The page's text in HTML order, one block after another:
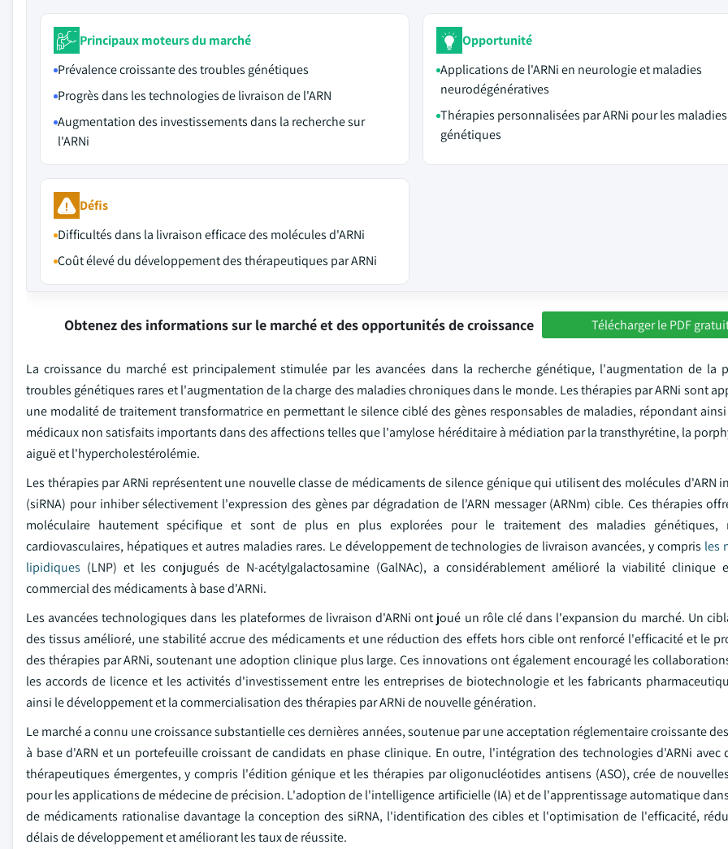
Principaux moteurs du marché
Prévalence croissante des troubles génétiques
Progrès dans les technologies de livraison de l'ARN
Augmentation des investissements dans la recherche sur
l'ARNi
Opportunité
Applications de l'ARNi en neurologie et maladies
neurodégénératives
Thérapies personnalisées par ARNi pour les maladies
génétiques
Défis
Difficultés dans la livraison efficace des molécules d'ARNi
Coût élevé du développement des thérapeutiques par ARNi
Obtenez des informations sur le marché et des opportunités de croissance Télécharger le PDF
La croissance du marché est principalement stimulée par les avancées dans la recherche génétique, l'augmentation de la
troubles génétiques rares et l'augmentation de la charge des maladies chroniques dans le monde. Les thérapies par ARNi sont
une modalité de traitement transformatrice en permettant le silence ciblé des gènes responsables de maladies, répondant
médicaux non satisfaits importants dans des affections telles que l'amylose héréditaire à médiation par la transthyrétine, la
aiguë et l'hypercholestérolémie.
Les thérapies par ARNi représentent une nouvelle classe de médicaments de silence génique qui utilisent des molécules d'ARN
(siRNA) pour inhiber sélectivement l'expression des gènes par dégradation de l'ARN messager (ARNm) cible. Ces thérapies
moléculaire hautement spécifique et sont de plus en plus explorées pour le traitement des maladies génétiques,
cardiovasculaires, hépatiques et autres maladies rares. Le développement de technologies de livraison avancées, y compris les
lipidiques (LNP) et les conjugués de N-acétylgalactosamine (GalNAc), a considérablement amélioré la viabilité clinique
commercial des médicaments à base d'ARNi.
Les avancées technologiques dans les plateformes de livraison d'ARNi ont joué un rôle clé dans l'expansion du marché. Un
des tissus amélioré, une stabilité accrue des médicaments et une réduction des effets hors cible ont renforcé l'efficacité et le
des thérapies par ARNi, soutenant une adoption clinique plus large. Ces innovations ont également encouragé les
les accords de licence et les activités d'investissement entre les entreprises de biotechnologie et les fabricants
ainsi le développement et la commercialisation des thérapies par ARNi de nouvelle génération.
Le marché a connu une croissance substantielle ces dernières années, soutenue par une acceptation réglementaire croissante
à base d'ARN et un portefeuille croissant de candidats en phase clinique. En outre, l'intégration des technologies d'ARNi avec
thérapeutiques émergentes, y compris l'édition génique et les thérapies par oligonucléotides antisens (ASO), crée de
pour les applications de médecine de précision. L'adoption de l'intelligence artificielle (IA) et de l'apprentissage automatique
de médicaments rationalise davantage la conception des siRNA, l'identification des cibles et l'optimisation de l'efficacité,
délais de développement et améliorant les taux de réussite.